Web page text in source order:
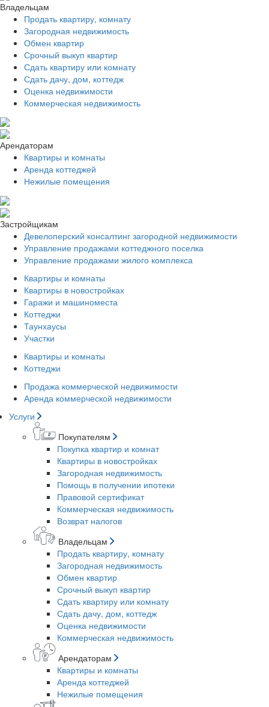
Владельцам
Продать квартиру, комнату
Загородная недвижимость
Обмен квартир
Срочный выкуп квартир
Сдать квартиру или комнату
Сдать дачу, дом, коттедж
Оценка недвижимости
Коммерческая недвижимость
Арендаторам
Квартиры и комнаты
Аренда коттеджей
Нежилые помещения
Застройщикам
Девелоперский консалтинг загородной недвижимости
Управление продажами коттеджного поселка
Управление продажами жилого комплекса
Квартиры и комнаты
Квартиры в новостройках
Гаражи и машиноместа
Коттеджи
Таунхаусы
Участки
Квартиры и комнаты
Коттеджи
Продажа коммерческой недвижимости
Аренда коммерческой недвижимости
Услуги
Покупателям
Покупка квартир и комнат
Квартиры в новостройках
Загородная недвижимость
Помощь в получении ипотеки
Правовой сертификат
Коммерческая недвижимость
Возврат налогов
Владельцам
Продать квартиру, комнату
Загородная недвижимость
Обмен квартир
Срочный выкуп квартир
Сдать квартиру или комнату
Сдать дачу, дом, коттедж
Оценка недвижимости
Коммерческая недвижимость
Арендаторам
Квартиры и комнаты
Аренда коттеджей
Нежилые помещения